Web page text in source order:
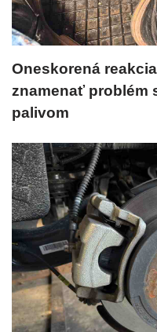
Oneskorená
znamenať problém
palivom